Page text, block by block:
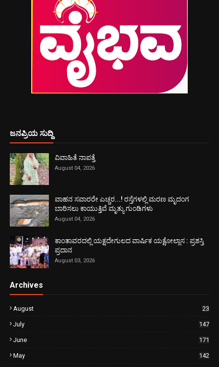
ಜನಪ್ರಿಯ ಸುದ್ದಿ
ವಿವಾಹಿತೆ ನಾಪತ್ತೆ
August 04, 2026
ವಾಹನ ಸವಾರರೇ ಎಚ್ಚರ...! ರಸ್ತೆಗಳಲ್ಲಿ ಮರಣ ಮೃದಂಗ
ಬಾರಿಸಲು ಕಾಯುತ್ತಿವೆ ಮೃತ್ಯು ಗುಂಡಿಗಳು
August 04, 2026
ಕಾಂತಾವರದಲ್ಲಿ ಯಕ್ಷದೇಗುಲದ ವಾರ್ಷಿಕ ಯಕ್ಷೋಲ್ಲಾಸ : ಪ್ರಶಸ್ತಿ
ಪ್ರದಾನ
August 03, 2026
Archives
August 23
July 147
June 171
May 142